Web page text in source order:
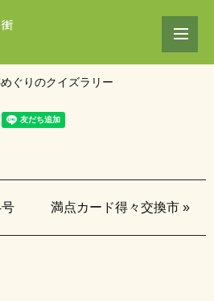
ぐりのクイズラリー
満点カード得々交換市 »